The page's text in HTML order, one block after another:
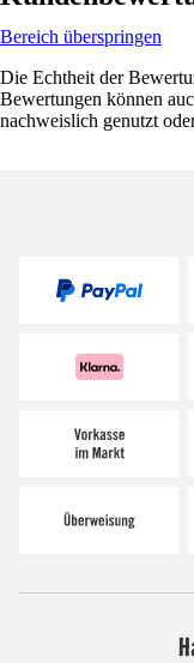
Bereich überspringen
Die Echtheit der
Bewertungen können
nachweislich genutzt